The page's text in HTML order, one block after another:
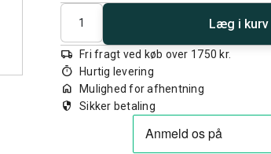
Antal
Læg i kurv
local_shipping Fri fragt ved køb over 1750 kr.
timer Hurtig levering
home Mulighed for afhentning
security Sikker betaling